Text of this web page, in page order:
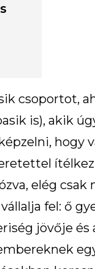
csoportot,
is), akik
hogy
elég csak
fel: ő
jövője